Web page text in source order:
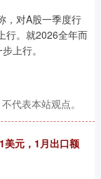
，对A股一季度行
行。就2026全年而
上行。
代表本站观点。
美元，1月出口额